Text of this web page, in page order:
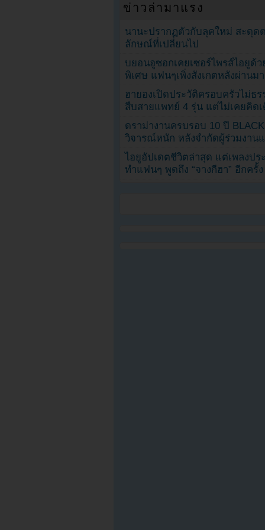
ข่าวล่ามาแรง
นานะปรากฏตัวกับลุคใหม่ สะดุด
ลักษณ์ที่เปลี่ยนไป
บยอนอูซอกเคยเซอร์ไพรส์ไอยูด้ว
พิเศษ แฟนๆเพิ่งสังเกตหลังผ่านม
ฮายองเปิดประวัติครอบครัวไม่ธ
สืบสายแพทย์ 4 รุ่น แต่ไม่เคยคิด
ดราม่างานครบรอบ 10 ปี
วิจารณ์หนัก หลังจำกัดผู้ร่วมงาน
ไอยูอัปเดตชีวิตล่าสุด แต่เพลงป
ทำแฟนๆ พูดถึง “จางกีฮา” อีกครั้ง